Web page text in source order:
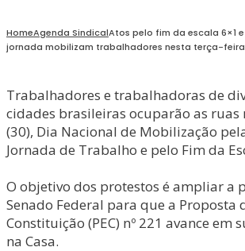
HomeAgenda SindicalAtos pelo fim da escala 6×1
jornada mobilizam trabalhadores nesta terça-
Trabalhadores e trabalhadoras de
cidades brasileiras ocuparão as ruas
(30), Dia Nacional de Mobilização
Jornada de Trabalho e pelo Fim da
O objetivo dos protestos é ampliar a
Senado Federal para que a Proposta
Constituição (PEC) nº 221 avance em
na Casa.